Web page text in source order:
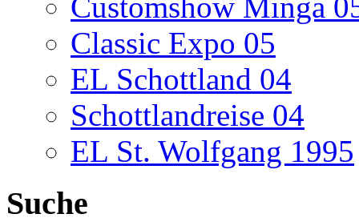
Classic Expo 05
EL Schottland 04
Schottlandreise 04
EL St. Wolfgang 1995
Suche